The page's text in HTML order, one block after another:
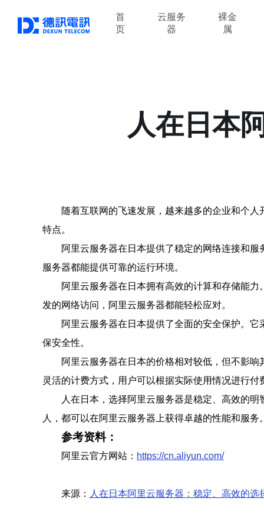
首
页
云服务
器
裸金
属
人在日本
随着互联网的飞速发展，越来越多的企业和个
特点。
阿里云服务器在日本提供了稳定的网络连接和
服务器都能提供可靠的运行环境。
阿里云服务器在日本拥有高效的计算和存储能
发的网络访问，阿里云服务器都能轻松应对。
阿里云服务器在日本提供了全面的安全保护。
保安全性。
阿里云服务器在日本的价格相对较低，但不影
灵活的计费方式，用户可以根据实际使用情况进行付
人在日本，选择阿里云服务器是稳定、高效的
人，都可以在阿里云服务器上获得卓越的性能和服务
参考资料：
阿里云官方网站： https://cn.aliyun.com/
来源： 人在日本阿里云服务器：稳定、高效的选